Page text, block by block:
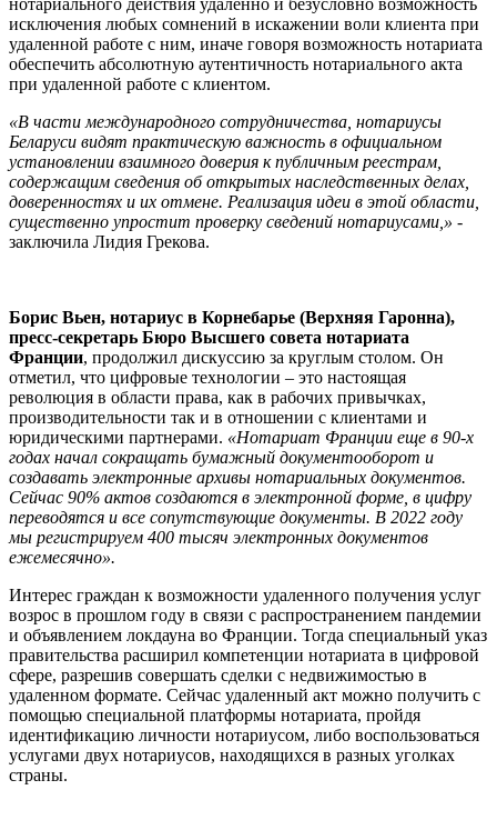
нотариального действия удаленно и безусловно возможность
исключения любых сомнений в искажении воли клиента при
удаленной работе с ним, иначе говоря возможность нотариата
обеспечить абсолютную аутентичность нотариального акта
при удаленной работе с клиентом.
«В части международного сотрудничества, нотариусы
Беларуси видят практическую важность в официальном
установлении взаимного доверия к публичным реестрам,
содержащим сведения об открытых наследственных делах,
доверенностях и их отмене. Реализация идеи в этой области,
существенно упростит проверку сведений нотариусами,» -
заключила Лидия Грекова.
Борис Вьен, нотариус в Корнебарье (Верхняя Гаронна),
пресс-секретарь Бюро Высшего совета нотариата
Франции, продолжил дискуссию за круглым столом. Он
отметил, что цифровые технологии – это настоящая
революция в области права, как в рабочих привычках,
производительности так и в отношении с клиентами и
юридическими партнерами. «Нотариат Франции еще в 90-х
годах начал сокращать бумажный документооборот и
создавать электронные архивы нотариальных документов.
Сейчас 90% актов создаются в электронной форме, в цифру
переводятся и все сопутствующие документы. В 2022 году
мы регистрируем 400 тысяч электронных документов
ежемесячно».
Интерес граждан к возможности удаленного получения услуг
возрос в прошлом году в связи с распространением пандемии
и объявлением локдауна во Франции. Тогда специальный указ
правительства расширил компетенции нотариата в цифровой
сфере, разрешив совершать сделки с недвижимостью в
удаленном формате. Сейчас удаленный акт можно получить с
помощью специальной платформы нотариата, пройдя
идентификацию личности нотариусом, либо воспользоваться
услугами двух нотариусов, находящихся в разных уголках
страны.